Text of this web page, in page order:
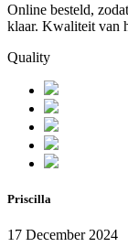
Online besteld,
klaar. Kwaliteit van
Quality
Priscilla
17 December 2024